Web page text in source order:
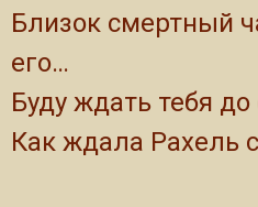
Близок смертный
его…
Буду ждать тебя
Как ждала Рахель